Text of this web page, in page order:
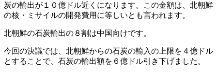
炭の輸出が１０億ドル近くになります。この金額は、北朝鮮
の核・ミサイルの開発費用に等しいとも言われます。
北朝鮮の石炭輸出の８割は中国向けです。
今回の決議では、北朝鮮からの石炭の輸入の上限を４億ドル
とすることで、石炭の輸出額を６億ドル引き下げました。